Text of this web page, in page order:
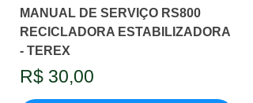
MANUAL DE SERVIÇO RS800
RECICLADORA ESTABILIZADORA
- TEREX
Preço
R$ 30,00